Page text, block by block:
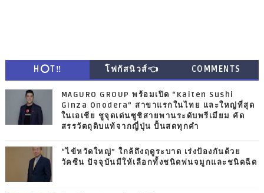
H⭕T‼ โฟกัสนิวส์👈 COMMENTS
MAGURO GROUP พร้อมเปิด “Kaiten Sushi
Ginza Onodera” สาขาแรกในไทย และใหญ่ที่สุด
ในเอเชีย ชูจุดเด่นซูชิสายพานระดับพรีเมียม คัด
สรรวัตถุดิบแท้จากญี่ปุ่น ปั้นสดทุกคำ
“ไข้หวัดใหญ่” ใกล้ถึงฤดูระบาด เร่งป้องกันด้วย
วัคซีน ปัจจุบันมีให้เลือกทั้งชนิดพ่นจมูกและชนิดฉีด